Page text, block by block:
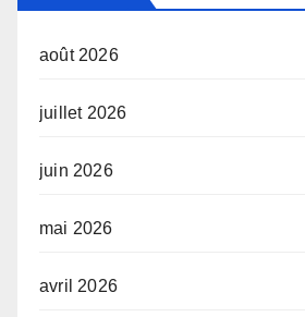
août 2026
juillet 2026
juin 2026
mai 2026
avril 2026